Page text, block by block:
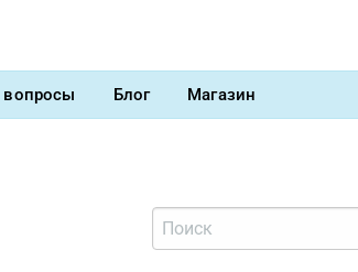
вопросы Блог Магазин